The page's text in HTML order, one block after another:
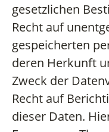
gesetzlichen
Recht auf
gespeicherten
deren Herkunft
Zweck der
Recht auf
dieser Daten.